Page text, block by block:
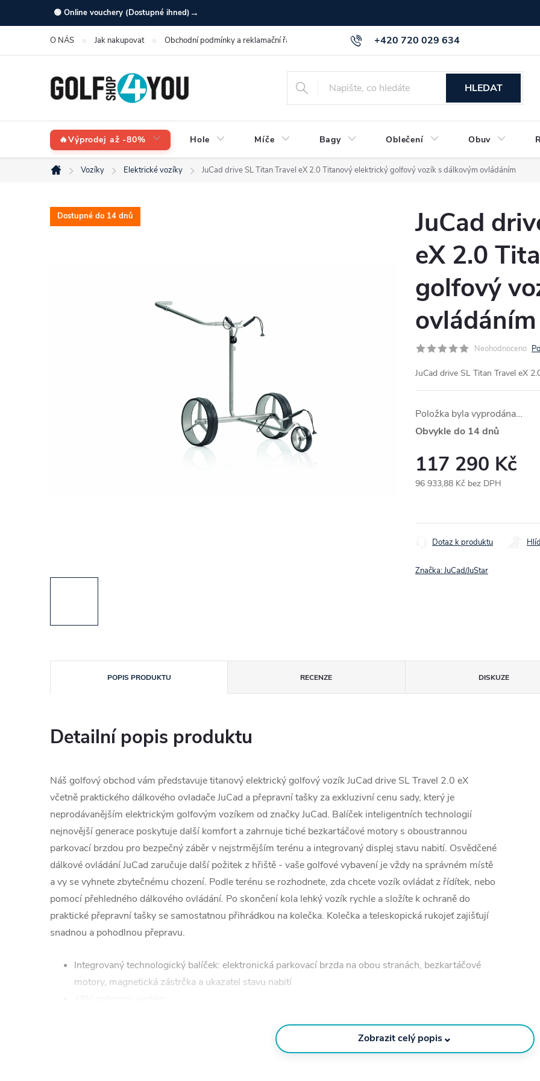
na
🟢 Online vouchery (Dostupné ihned) →
+420 720 029 634
O NÁS Jak nakupovat Obchodní podmínky a reklamační řád GDPR info a směrnice Kontakt
HLEDAT
🔥Výprodej až -80% Hole Míče Bagy Oblečení Obuv
Domů
Vozíky Elektrické vozíky JuCad drive SL Titan Travel eX 2.0 Titanový elektrický golfový vozík s dálkovým ovládáním
Dostupné do 14 dnů
JuCad
eX 2.0
golfový
ovládáním
Neohodnoceno
JuCad drive SL Titan Travel eX
Položka byla vyprodána…
Obvykle do 14 dnů
117 290 Kč
96 933,88 Kč bez DPH
Dotaz k produktu
Značka:JuCad/JuStar
POPIS PRODUKTU RECENZE DISKUZE
Detailní popis produktu
Náš golfový obchod vám představuje titanový elektrický golfový vozík JuCad drive SL Travel 2.0 eX
včetně praktického dálkového ovladače JuCad a přepravní tašky za exkluzivní cenu sady, který je
neprodávanějším elektrickým golfovým vozíkem od značky JuCad. Balíček inteligentních technologií
nejnovější generace poskytuje další komfort a zahrnuje tiché bezkartáčové motory s oboustrannou
parkovací brzdou pro bezpečný záběr v nejstrmějším terénu a integrovaný displej stavu nabití. Osvědčené
dálkové ovládání JuCad zaručuje další požitek z hřiště - vaše golfové vybavení je vždy na správném místě
a vy se vyhnete zbytečnému chození. Podle terénu se rozhodnete, zda chcete vozík ovládat z řídítek, nebo
pomocí přehledného dálkového ovládání. Po skončení kola lehký vozík rychle a složíte k ochraně do
praktické přepravní tašky se samostatnou přihrádkou na kolečka. Kolečka a teleskopická rukojeť zajišťují
snadnou a pohodlnou přepravu.
Integrovaný technologický balíček: elektronická parkovací brzda na obou stranách, bezkartáčové
motory, magnetická zástrčka a ukazatel stavu nabití
Otočný přepínač pro funkce jízdy, zpátečky a neutrálu
Zobrazit celý popis⌄